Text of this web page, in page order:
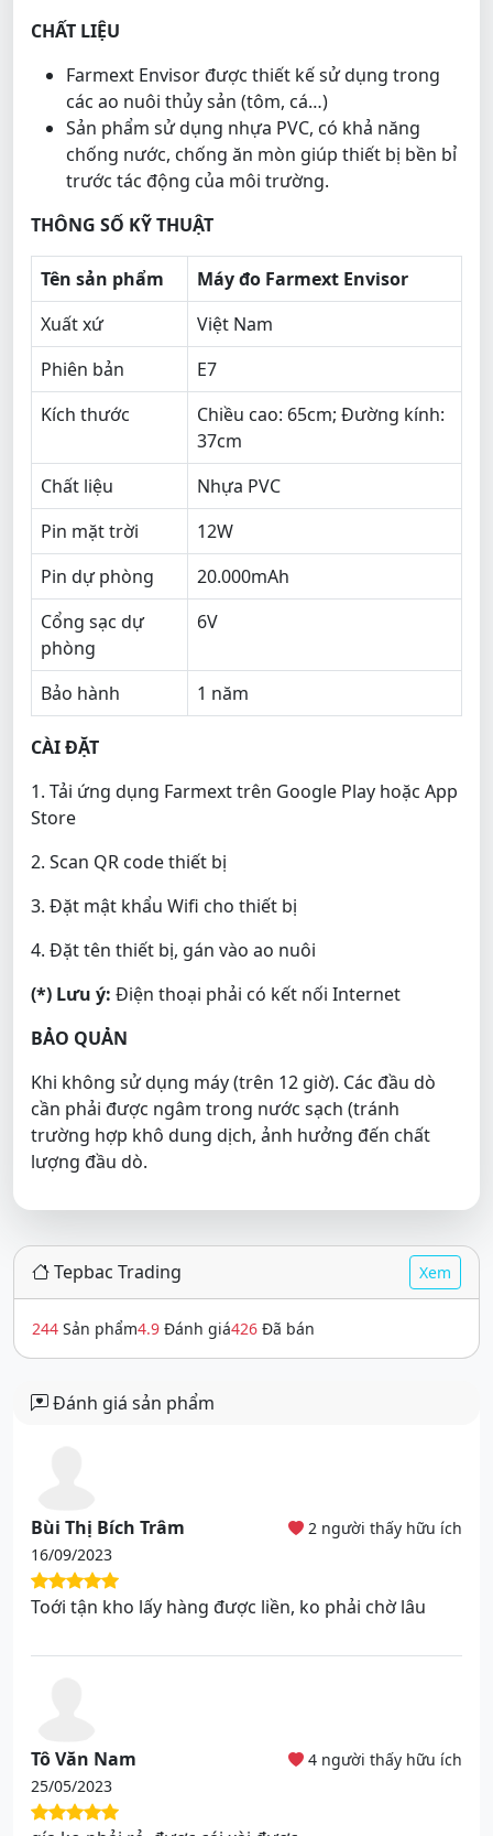
CHẤT LIỆU
Farmext Envisor được thiết kế sử dụng trong
các ao nuôi thủy sản (tôm, cá…)
Sản phẩm sử dụng nhựa PVC, có khả năng
chống nước, chống ăn mòn giúp thiết bị bền bỉ
trước tác động của môi trường.
THÔNG SỐ KỸ THUẬT
Tên sản phẩm
Máy đo Farmext Envisor
Xuất xứ
Việt Nam
Phiên bản
E7
Kích thước
Chiều cao: 65cm; Đường kính:
37cm
Chất liệu
Nhựa PVC
Pin mặt trời
12W
Pin dự phòng
20.000mAh
Cổng sạc dự
phòng
6V
Bảo hành 1 năm
CÀI ĐẶT
1. Tải ứng dụng Farmext trên Google Play hoặc App
Store
2. Scan QR code thiết bị
3. Đặt mật khẩu Wifi cho thiết bị
4. Đặt tên thiết bị, gán vào ao nuôi
(*) Lưu ý: Điện thoại phải có kết nối Internet
BẢO QUẢN
Khi không sử dụng máy (trên 12 giờ). Các đầu dò
cần phải được ngâm trong nước sạch (tránh
trường hợp khô dung dịch, ảnh hưởng đến chất
lượng đầu dò.
Tepbac Trading Xem
244 Sản phẩm4.9 Đánh giá426 Đã bán
Đánh giá sản phẩm
Bùi Thị Bích Trâm
16/09/2023
2 người thấy hữu ích
Toới tận kho lấy hàng được liền, ko phải chờ lâu
Tô Văn Nam
25/05/2023
4 người thấy hữu ích